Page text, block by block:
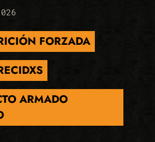
FORZADA
ARMADO